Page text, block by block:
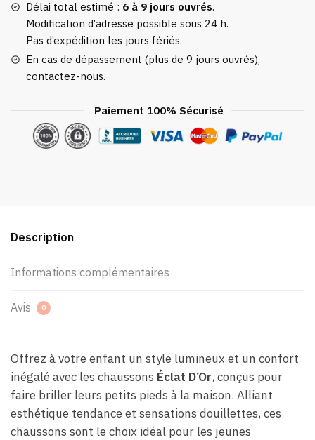
Délai total estimé : 6 à 9 jours ouvrés.
Modification d’adresse possible sous 24 h.
Pas d’expédition les jours fériés.
En cas de dépassement (plus de 9 jours ouvrés),
contactez-nous.
Paiement 100% Sécurisé
Description
Informations complémentaires
Avis 0
Offrez à votre enfant un style lumineux et un confort
inégalé avec les chaussons Éclat D’Or, conçus pour
faire briller leurs petits pieds à la maison. Alliant
esthétique tendance et sensations douillettes, ces
chaussons sont le choix idéal pour les jeunes